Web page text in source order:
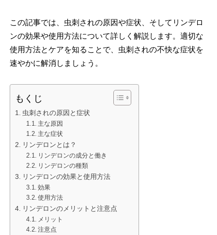
この記事では、虫刺されの原因や症状、そしてリンデロ
ンの効果や使用方法について詳しく解説します。適切な
使用方法とケアを知ることで、虫刺されの不快な症状を
速やかに解消しましょう。
もくじ
虫刺されの原因と症状
主な原因
主な症状
リンデロンとは？
リンデロンの成分と働き
リンデロンの種類
リンデロンの効果と使用方法
効果
使用方法
リンデロンのメリットと注意点
メリット
注意点